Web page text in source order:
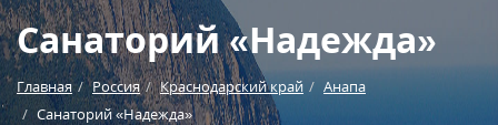
Санаторий «Надежда»
Главная Россия Краснодарский край
Анапа
Санаторий «Надежда»